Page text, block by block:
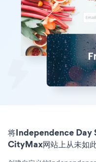
将Independence Day
CityMax网站上从未如